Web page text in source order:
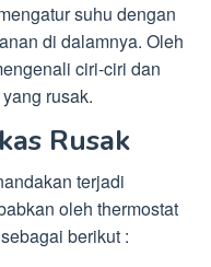
suhu dengan
di dalamnya. Oleh
ciri-ciri dan
rusak.
Rusak
terjadi
oleh thermostat
berikut :